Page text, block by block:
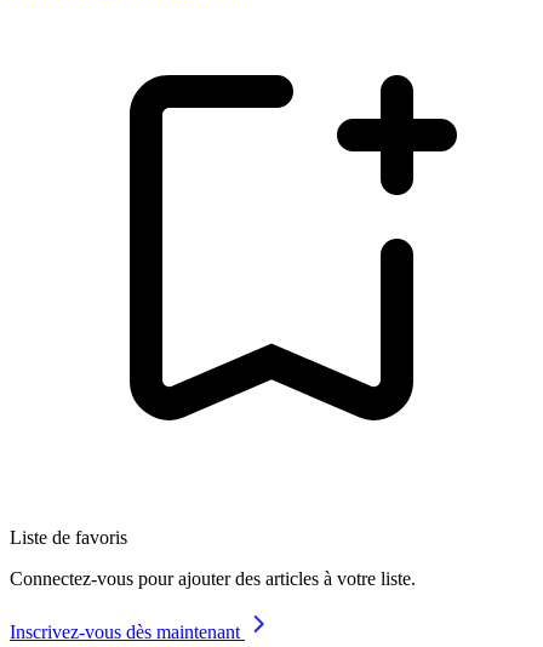
Liste de favoris
Connectez-vous pour ajouter des articles à votre liste.
Inscrivez-vous dès maintenant